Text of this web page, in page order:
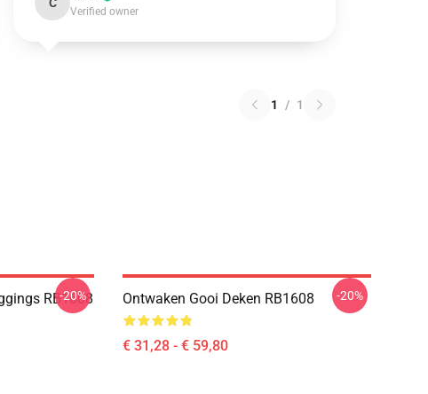
Verified owner
1 / 1
RB1608
-20% Ontwaken Gooi Deken RB1608
€ 31,28 - € 59,80
-20%